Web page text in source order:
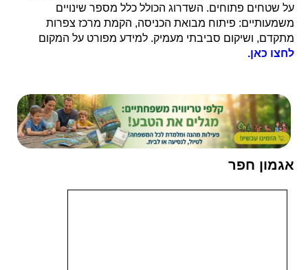
על שטחים פתוחים. השדרוג הכולל כלל מספר שינויים
משמעותיים: פיתוח מבואת הכניסה, הקמת מרכז צפרות
מתקדם, ושיקום סביבתי מעמיק. למידע מפורט על המקום
לחצו כאן.
אגמון חפר